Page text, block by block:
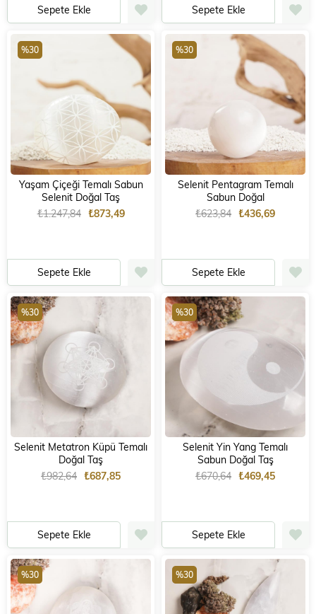
Sepete Ekle Sepete Ekle
Yaşam Çiçeği Temalı Sabun
Selenit Doğal Taş
₺873,49
₺1.247,84
Sepete Ekle
%30
Selenit Pentagram Temalı
Sabun Doğal
₺436,69
₺623,84
Sepete Ekle
%30
Selenit Metatron Küpü Temalı
Doğal Taş
₺687,85
₺982,64
Sepete Ekle
%30
Selenit Yin Yang Temalı
Sabun Doğal Taş
₺469,45
₺670,64
Sepete Ekle
%30
%30 %30